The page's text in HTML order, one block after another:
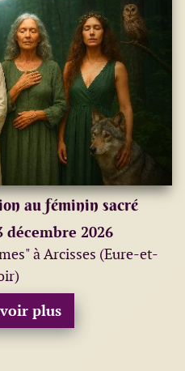
au féminin sacré
2026
à Arcisses (Eure-et-
plus